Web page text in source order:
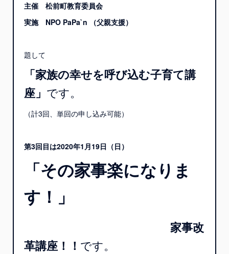
主催 松前町教育委員会
実施 NPO PaPa`n （父親支援）
題して
「家族の幸せを呼び込む子育て講
座」 です。
（計3回、単回の申し込み可能）
第3回目は2020年1月19日（日）
「その家事楽になりま
す！」
家事改
革講座！！ です。